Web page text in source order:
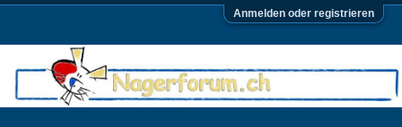
Anmelden oder registrieren